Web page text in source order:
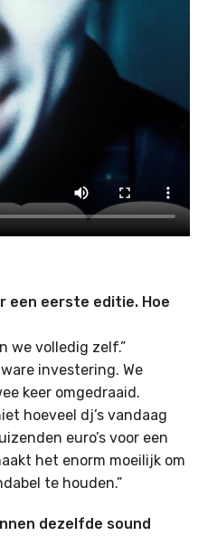
een eerste editie. Hoe
we volledig zelf.”
investering. We
keer omgedraaid.
hoeveel dj’s vandaag
euro’s voor een
het enorm moeilijk om
te houden.”
dezelfde sound